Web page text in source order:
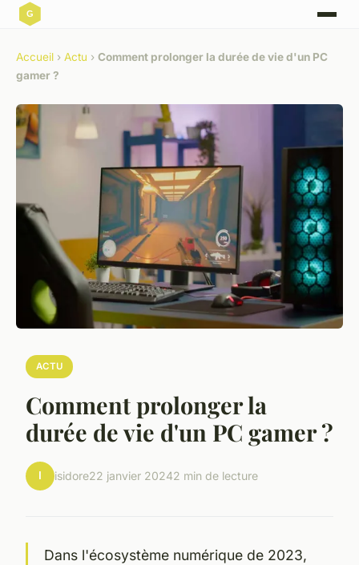
Accueil › Actu › Comment prolonger la durée de vie d'un PC
gamer ?
ACTU
Comment prolonger la
durée de vie d'un PC gamer ?
I isidore22 janvier 20242 min de lecture
Dans l'écosystème numérique de 2023,